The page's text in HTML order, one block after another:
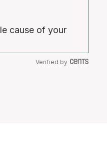
cause of your
Verified by